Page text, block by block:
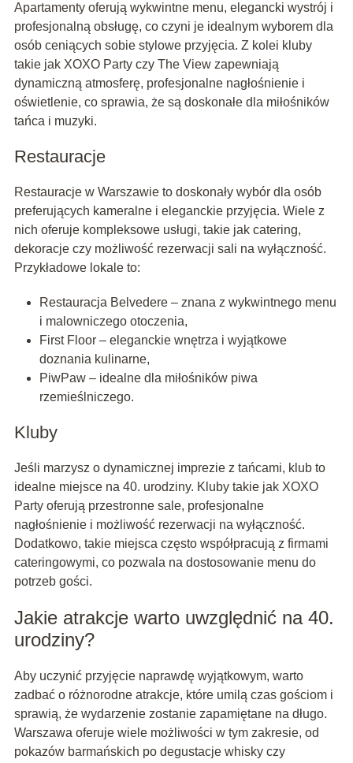
Apartamenty oferują wykwintne menu, elegancki wystrój i
profesjonalną obsługę, co czyni je idealnym wyborem dla
osób ceniących sobie stylowe przyjęcia. Z kolei kluby
takie jak XOXO Party czy The View zapewniają
dynamiczną atmosferę, profesjonalne nagłośnienie i
oświetlenie, co sprawia, że są doskonałe dla miłośników
tańca i muzyki.
Restauracje
Restauracje w Warszawie to doskonały wybór dla osób
preferujących kameralne i eleganckie przyjęcia. Wiele z
nich oferuje kompleksowe usługi, takie jak catering,
dekoracje czy możliwość rezerwacji sali na wyłączność.
Przykładowe lokale to:
Restauracja Belvedere – znana z wykwintnego menu
i malowniczego otoczenia,
First Floor – eleganckie wnętrza i wyjątkowe
doznania kulinarne,
PiwPaw – idealne dla miłośników piwa
rzemieślniczego.
Kluby
Jeśli marzysz o dynamicznej imprezie z tańcami, klub to
idealne miejsce na 40. urodziny. Kluby takie jak XOXO
Party oferują przestronne sale, profesjonalne
nagłośnienie i możliwość rezerwacji na wyłączność.
Dodatkowo, takie miejsca często współpracują z firmami
cateringowymi, co pozwala na dostosowanie menu do
potrzeb gości.
Jakie atrakcje warto uwzględnić na 40.
urodziny?
Aby uczynić przyjęcie naprawdę wyjątkowym, warto
zadbać o różnorodne atrakcje, które umilą czas gościom i
sprawią, że wydarzenie zostanie zapamiętane na długo.
Warszawa oferuje wiele możliwości w tym zakresie, od
pokazów barmańskich po degustacje whisky czy